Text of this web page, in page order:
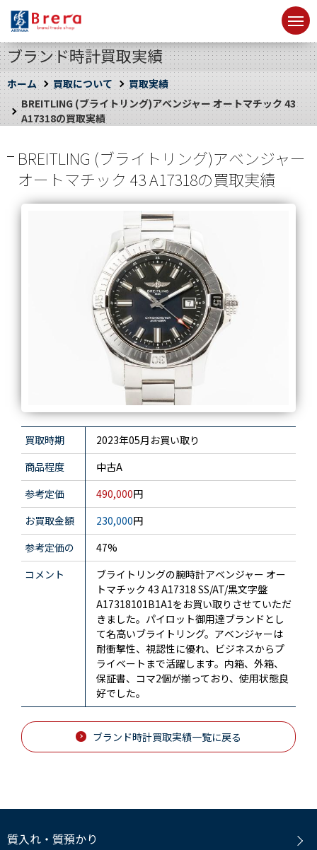
ブランド時計買取実績
ホーム 買取について
買取実績
BREITLING (ブライトリング)アベンジャー オートマチック 43
A17318の買取実績
BREITLING (ブライトリング)アベンジャー
オートマチック 43 A17318の買取実績
買取時期
2023年05月お買い取り
商品程度
中古A
参考定価
490,000円
お買取金額
230,000円
参考定価の
47%
コメント
ブライトリングの腕時計アベンジャー オー
トマチック 43 A17318 SS/AT/黒文字盤
A17318101B1A1をお買い取りさせていただ
きました。パイロット御用達ブランドとし
て名高いブライトリング。アベンジャーは
耐衝撃性、視認性に優れ、ビジネスからプ
ライベートまで活躍します。内箱、外箱、
保証書、コマ2個が揃っており、使用状態良
好でした。
ブランド時計買取実績一覧に戻る
質入れ・質預かり